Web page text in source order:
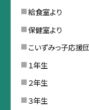
給食室より
保健室より
こいずみっ子応援
１年生
２年生
３年生